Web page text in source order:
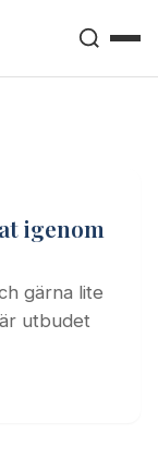
igenom
gärna lite
utbudet